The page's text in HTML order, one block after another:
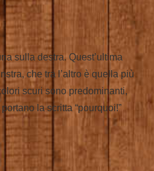
sulla destra. Quest’ultima
che tra l’altro è quella più
scuri sono predominanti,
la scritta “pourquoi!”